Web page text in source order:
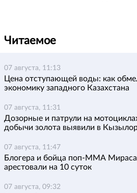
Читаемое
07 августа, 11:13
Цена отступающей воды: как
экономику западного Казахстана
07 августа, 11:31
Дозорные и патрули на
добычи золота выявили в
07 августа, 11:47
Блогера и бойца поп-ММА Мираса
арестовали на 10 суток
07 августа, 09:32